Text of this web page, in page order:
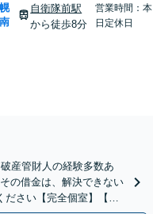
自衛隊前駅
から徒歩8分
営業時間：本
日定休日
産管財人の経験多数あ
の借金は、解決できない
さい【完全個室】【自